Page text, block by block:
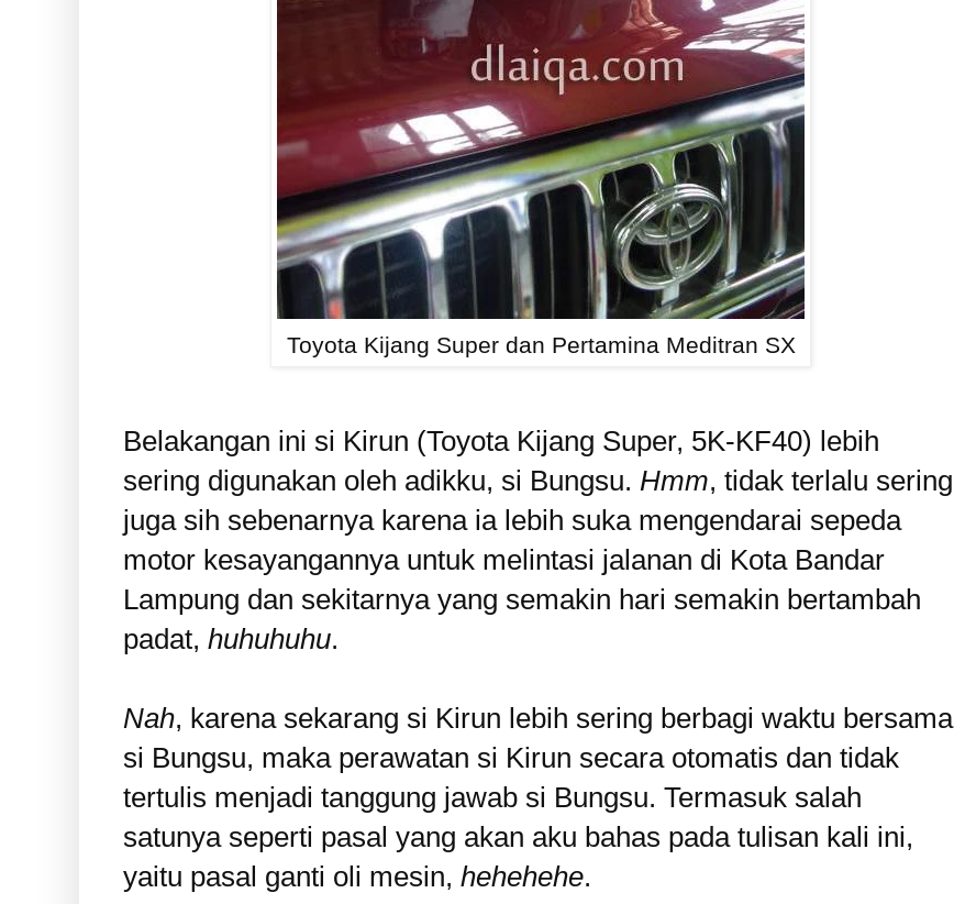
Toyota Kijang Super dan Pertamina Meditran SX
Belakangan ini si Kirun (Toyota Kijang Super, 5K-KF40) lebih
sering digunakan oleh adikku, si Bungsu. Hmm, tidak terlalu sering
juga sih sebenarnya karena ia lebih suka mengendarai sepeda
motor kesayangannya untuk melintasi jalanan di Kota Bandar
Lampung dan sekitarnya yang semakin hari semakin bertambah
padat, huhuhuhu.
Nah, karena sekarang si Kirun lebih sering berbagi waktu bersama
si Bungsu, maka perawatan si Kirun secara otomatis dan tidak
tertulis menjadi tanggung jawab si Bungsu. Termasuk salah
satunya seperti pasal yang akan aku bahas pada tulisan kali ini,
yaitu pasal ganti oli mesin, hehehehe.